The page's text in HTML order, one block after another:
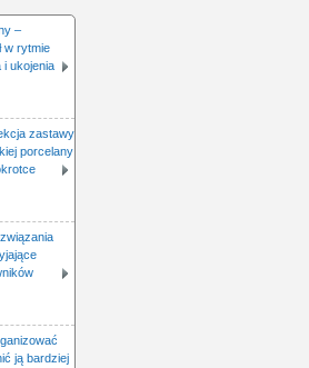
–
w rytmie
i ukojenia
zastawy
porcelany
ją bardziej